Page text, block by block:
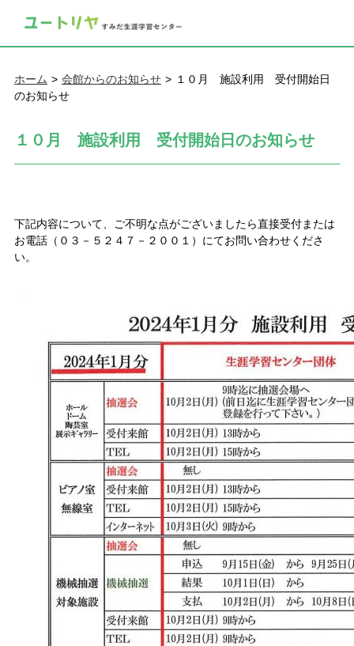
ホーム 会館からのお知らせ
１０月 施設利用 受付開始日
のお知らせ
１０月 施設利用 受付開始日のお知らせ
下記内容について、ご不明な点がございましたら直接受付または
お電話（０３－５２４７－２００１）にてお問い合わせくださ
い。